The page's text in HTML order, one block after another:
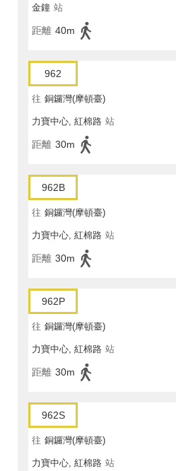
金鐘 站
距離 40m
962
往 銅鑼灣(摩頓臺)
力寶中心, 紅棉路 站
距離 30m
962B
往 銅鑼灣(摩頓臺)
力寶中心, 紅棉路 站
距離 30m
962P
往 銅鑼灣(摩頓臺)
力寶中心, 紅棉路 站
距離 30m
962S
往 銅鑼灣(摩頓臺)
力寶中心, 紅棉路 站